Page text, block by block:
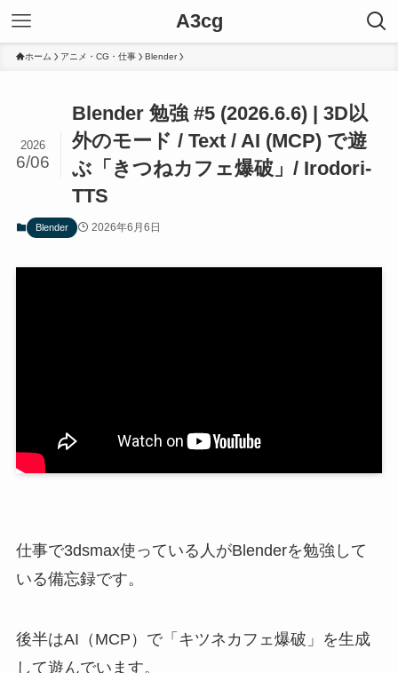
A3cg
ホーム アニメ・CG・仕事 Blender
Blender 勉強 #5 (2026.6.6) | 3D以
外のモード / Text / AI (MCP) で遊
ぶ「きつねカフェ爆破」/ Irodori-
TTS
2026
6/06
Blender 2026年6月6日
仕事で3dsmax使っている人がBlenderを勉強して
いる備忘録です。
後半はAI（MCP）で「キツネカフェ爆破」を生成
して遊んでいます。